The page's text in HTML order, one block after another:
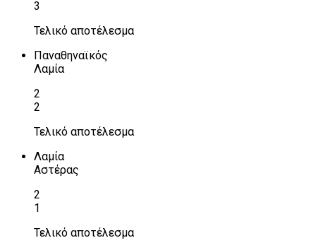
3
Τελικό αποτέλεσμα
Παναθηναϊκός
Λαμία
2
2
Τελικό αποτέλεσμα
Λαμία
Αστέρας
2
1
Τελικό αποτέλεσμα